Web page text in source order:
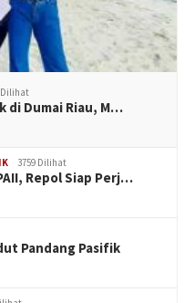
Dilihat
di Dumai Riau, M…
3759 Dilihat
Repol Siap Perj…
Pandang Pasifik